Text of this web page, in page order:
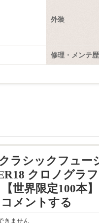
外装
修理・メンテ歴
ラシックフュー
クロノグラ
世界限定100本
メントする
きません